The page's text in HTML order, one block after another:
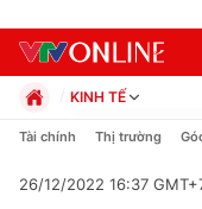
KINH TẾ
Chính trị
Pháp luật
Tài chính Thị trường
26/12/2022 16:37